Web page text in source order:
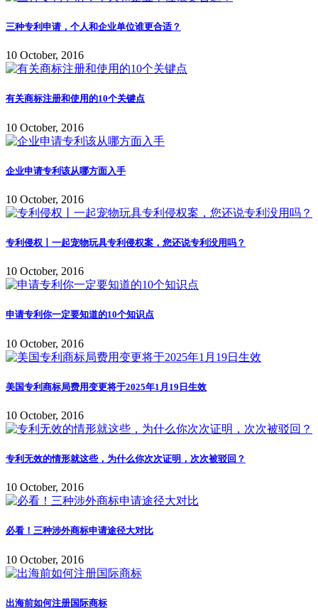
三种专利申请，个人和企业单位谁更合适？
10 October, 2016
有关商标注册和使用的10个关键点
10 October, 2016
企业申请专利该从哪方面入手
10 October, 2016
专利侵权丨一起宠物玩具专利侵权案，您还说专利没用吗？
10 October, 2016
申请专利你一定要知道的10个知识点
10 October, 2016
美国专利商标局费用变更将于2025年1月19日生效
10 October, 2016
专利无效的情形就这些，为什么你次次证明，次次被驳回？
10 October, 2016
必看！三种涉外商标申请途径大对比
10 October, 2016
出海前如何注册国际商标